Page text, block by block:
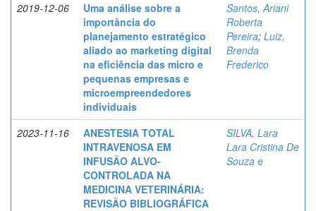
2019-12-06
Uma análise sobre a
importância do
planejamento estratégico
aliado ao marketing digital
na eficiência das micro e
pequenas empresas e
microempreendedores
individuais
Santos, Ariani
Roberta
Pereira; Luiz,
Brenda
Frederico
2023-11-16
ANESTESIA TOTAL
INTRAVENOSA EM
INFUSÃO ALVO-
CONTROLADA NA
MEDICINA VETERINÁRIA:
REVISÃO BIBLIOGRÁFICA
SILVA, Lara
Lara Cristina De
Souza e